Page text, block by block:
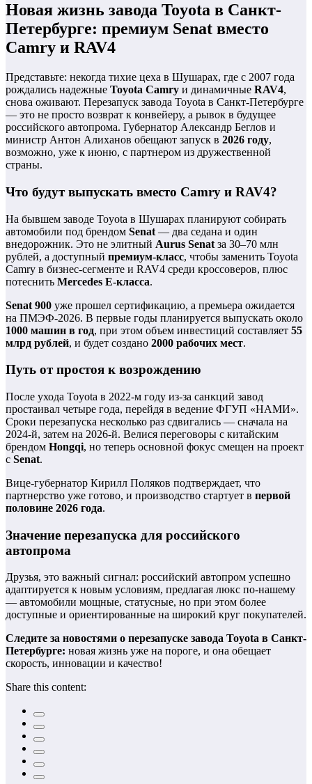
Новая жизнь завода Toyota в Санкт-
Петербурге: премиум Senat вместо
Camry и RAV4
Представьте: некогда тихие цеха в Шушарах, где с 2007 года
рождались надежные Toyota Camry и динамичные RAV4,
снова оживают. Перезапуск завода Toyota в Санкт-Петербурге
— это не просто возврат к конвейеру, а рывок в будущее
российского автопрома. Губернатор Александр Беглов и
министр Антон Алиханов обещают запуск в 2026 году,
возможно, уже к июню, с партнером из дружественной
страны.
Что будут выпускать вместо Camry и RAV4?
На бывшем заводе Toyota в Шушарах планируют собирать
автомобили под брендом Senat — два седана и один
внедорожник. Это не элитный Aurus Senat за 30–70 млн
рублей, а доступный премиум-класс, чтобы заменить Toyota
Camry в бизнес-сегменте и RAV4 среди кроссоверов, плюс
потеснить Mercedes E-класса.
Senat 900 уже прошел сертификацию, а премьера ожидается
на ПМЭФ-2026. В первые годы планируется выпускать около
1000 машин в год, при этом объем инвестиций составляет 55
млрд рублей, и будет создано 2000 рабочих мест.
Путь от простоя к возрождению
После ухода Toyota в 2022-м году из-за санкций завод
простаивал четыре года, перейдя в ведение ФГУП «НАМИ».
Сроки перезапуска несколько раз сдвигались — сначала на
2024-й, затем на 2026-й. Велися переговоры с китайским
брендом Hongqi, но теперь основной фокус смещен на проект
с Senat.
Вице-губернатор Кирилл Поляков подтверждает, что
партнерство уже готово, и производство стартует в первой
половине 2026 года.
Значение перезапуска для российского
автопрома
Друзья, это важный сигнал: российский автопром успешно
адаптируется к новым условиям, предлагая люкс по-нашему
— автомобили мощные, статусные, но при этом более
доступные и ориентированные на широкий круг покупателей.
Следите за новостями о перезапуске завода Toyota в Санкт-
Петербурге: новая жизнь уже на пороге, и она обещает
скорость, инновации и качество!
Share this content: